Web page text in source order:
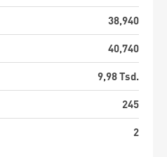
38,940
40,740
9,98 Tsd.
245
2